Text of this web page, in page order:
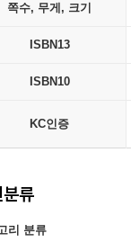
쪽수, 무게, 크기
ISBN13
ISBN10
KC인증
류
리 분류